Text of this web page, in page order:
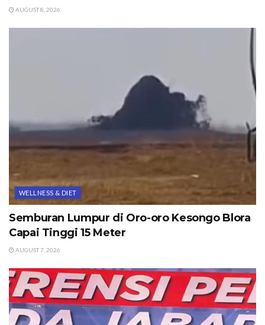
AUGUST 8, 2026
WELLNESS & DIET
Semburan Lumpur di Oro-oro Kesongo Blora
Capai Tinggi 15 Meter
AUGUST 7, 2026